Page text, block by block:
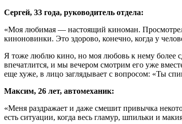
Сергей, 33 года, руководитель отдела:
«Моя любимая — настоящий киноман.
киноновинки. Это здорово, конечно, когда у
Я тоже люблю кино, но моя любовь к нему более
впечатлится, и мы вечером смотрим его уже
еще хуже, в лицо заглядывает с вопросом: «Ты
Максим, 26 лет, автомеханик:
«Меня раздражает и даже смешит привычка
есть ситуации, когда весь гламур, шпильки и